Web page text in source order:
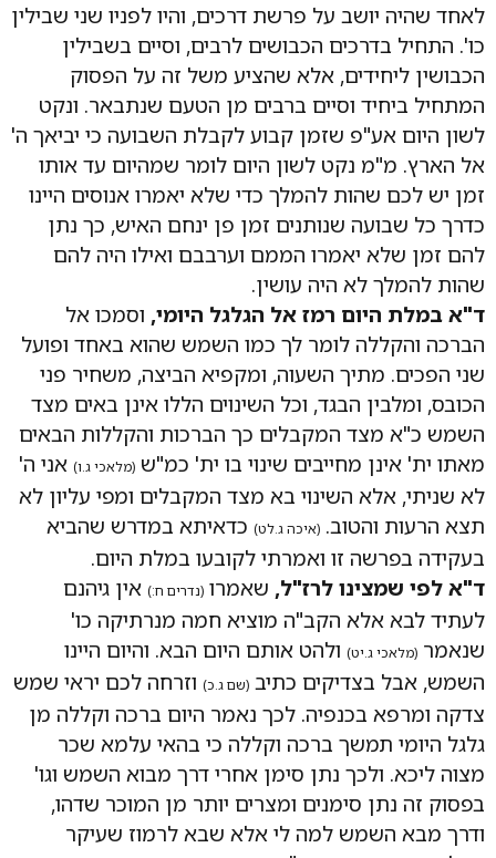
לאחד שהיה יושב על פרשת דרכים, והיו לפניו שני שבילין
כו'. התחיל בדרכים הכבושים לרבים, וסיים בשבילין
הכבושין ליחידים, אלא שהציע משל זה על הפסוק
המתחיל ביחיד וסיים ברבים מן הטעם שנתבאר. ונקט
לשון היום אע"פ שזמן קבוע לקבלת השבועה כי יביאך ה'
אל הארץ. מ"מ נקט לשון היום לומר שמהיום עד אותו
זמן יש לכם שהות להמלך כדי שלא יאמרו אנוסים היינו
כדרך כל שבועה שנותנים זמן פן ינחם האיש, כך נתן
להם זמן שלא יאמרו הממם וערבבם ואילו היה להם
שהות להמלך לא היה עושין.
ד"א במלת היום רמז אל הגלגל היומי, וסמכו אל
הברכה והקללה לומר לך כמו השמש שהוא באחד ופועל
שני הפכים. מתיך השעוה, ומקפיא הביצה, משחיר פני
הכובס, ומלבין הבגד, וכל השינוים הללו אינן באים מצד
השמש כ"א מצד המקבלים כך הברכות והקללות הבאים
מאתו ית' אינן מחייבים שינוי בו ית' כמ"ש (מלאכי ג.ו) אני ה'
לא שניתי, אלא השינוי בא מצד המקבלים ומפי עליון לא
תצא הרעות והטוב. (איכה ג.לט) כדאיתא במדרש שהביא
בעקידה בפרשה זו ואמרתי לקובעו במלת היום.
ד"א לפי שמצינו לרז"ל, שאמרו (נדרים ח:) אין גיהנם
לעתיד לבא אלא הקב"ה מוציא חמה מנרתיקה כו'
שנאמר (מלאכי ג.יט) ולהט אותם היום הבא. והיום היינו
השמש, אבל בצדיקים כתיב (שם ג.כ) וזרחה לכם יראי שמש
צדקה ומרפא בכנפיה. לכך נאמר היום ברכה וקללה מן
גלגל היומי תמשך ברכה וקללה כי בהאי עלמא שכר
מצוה ליכא. ולכך נתן סימן אחרי דרך מבוא השמש וגו'
בפסוק זה נתן סימנים ומצרים יותר מן המוכר שדהו,
ודרך מבא השמש למה לי אלא שבא לרמוז שעיקר